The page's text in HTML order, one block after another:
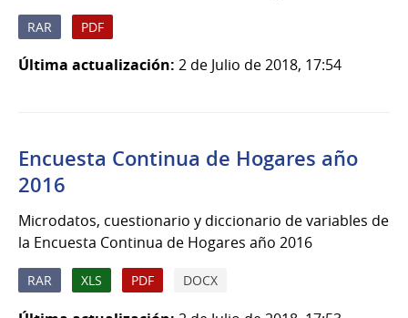
RAR PDF
Última actualización: 2 de Julio de 2018, 17:54
Encuesta Continua de Hogares año
2016
Microdatos, cuestionario y diccionario de variables de
la Encuesta Continua de Hogares año 2016
RAR XLS PDF DOCX